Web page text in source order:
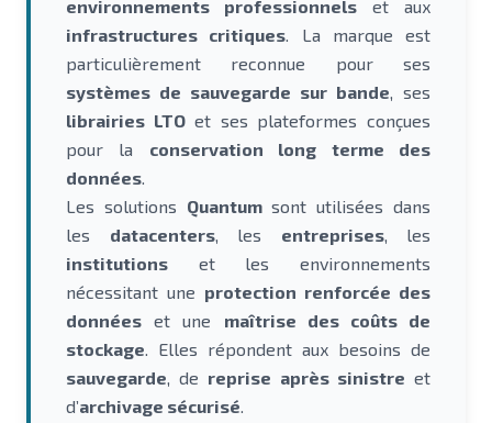
environnements professionnels et aux
infrastructures critiques. La marque est
particulièrement reconnue pour ses
systèmes de sauvegarde sur bande, ses
librairies LTOet ses plateformes conçues
pour la conservation long terme des
données.
Les solutions Quantumsont utilisées dans
les datacenters, les entreprises, les
institutions et les environnements
nécessitant une protection renforcée des
données et une maîtrise des coûts de
stockage. Elles répondent aux besoins de
sauvegarde, de reprise après sinistre et
d’archivage sécurisé.